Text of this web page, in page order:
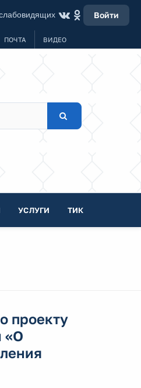
Войти
ПОЧТА ВИДЕО
УСЛУГИ ТИК
проекту
«О